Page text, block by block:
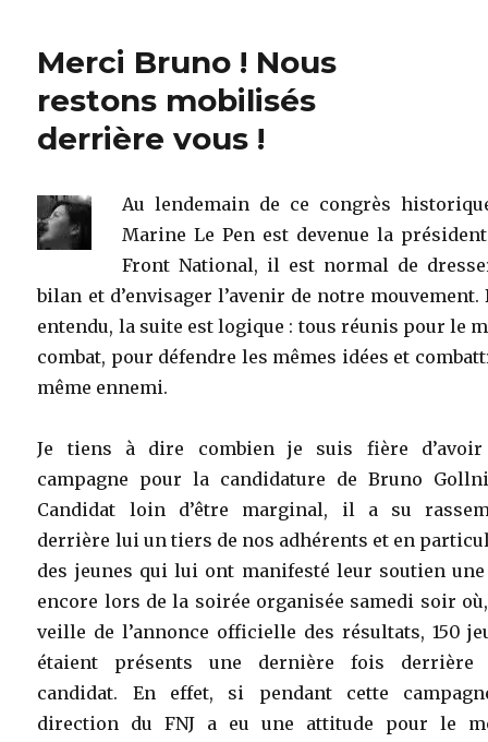
Merci Bruno ! Nous
restons mobilisés
derrière vous !
Au lendemain de ce congrès
Marine Le Pen est devenue la
Front National, il est normal de
bilan et d’envisager l’avenir de notre mouvement.
entendu, la suite est logique : tous réunis pour le
combat, pour défendre les mêmes idées et
même ennemi.
Je tiens à dire combien je suis fière
campagne pour la candidature de Bruno
Candidat loin d’être marginal, il a su
derrière lui un tiers de nos adhérents et en
des jeunes qui lui ont manifesté leur soutien
encore lors de la soirée organisée samedi soir
veille de l’annonce officielle des résultats, 150
étaient présents une dernière fois derrière
candidat. En effet, si pendant cette
direction du FNJ a eu une attitude pour le